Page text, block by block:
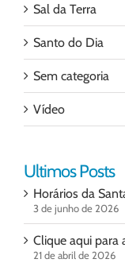
Sal da Terra
Santo do Dia
Sem categoria
Vídeo
Ultimos Posts
Horários da
3 de junho de 2026
Clique aqui para
21 de abril de 2026